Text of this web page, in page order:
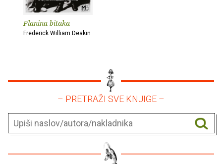
Planina bitaka
Frederick William Deakin
– PRETRAŽI SVE KNJIGE –